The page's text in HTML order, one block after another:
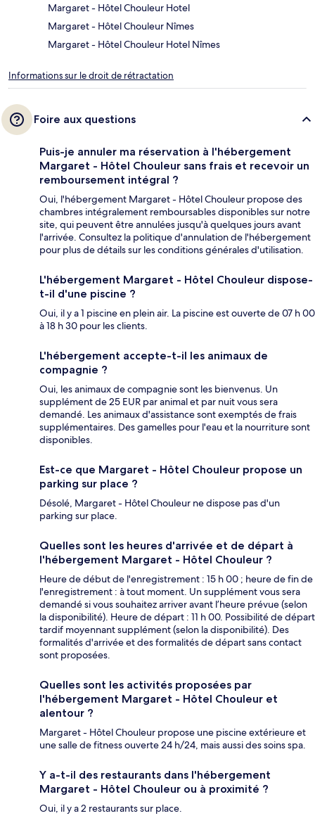
Margaret - Hôtel Chouleur Hotel
Margaret - Hôtel Chouleur Nîmes
Margaret - Hôtel Chouleur Hotel Nîmes
Informations sur le droit de rétractation
Foire aux questions
Puis-je annuler ma réservation à l'hébergement
Margaret - Hôtel Chouleur sans frais et recevoir un
remboursement intégral ?
Oui, l'hébergement Margaret - Hôtel Chouleur propose des
chambres intégralement remboursables disponibles sur notre
site, qui peuvent être annulées jusqu'à quelques jours avant
l'arrivée. Consultez la politique d'annulation de l'hébergement
pour plus de détails sur les conditions générales d'utilisation.
L'hébergement Margaret - Hôtel Chouleur dispose-
t-il d'une piscine ?
Oui, il y a 1 piscine en plein air. La piscine est ouverte de 07 h 00
à 18 h 30 pour les clients.
L'hébergement accepte-t-il les animaux de
compagnie ?
Oui, les animaux de compagnie sont les bienvenus. Un
supplément de 25 EUR par animal et par nuit vous sera
demandé. Les animaux d'assistance sont exemptés de frais
supplémentaires. Des gamelles pour l'eau et la nourriture sont
disponibles.
Est-ce que Margaret - Hôtel Chouleur propose un
parking sur place ?
Désolé, Margaret - Hôtel Chouleur ne dispose pas d'un
parking sur place.
Quelles sont les heures d'arrivée et de départ à
l'hébergement Margaret - Hôtel Chouleur ?
Heure de début de l'enregistrement : 15 h 00 ; heure de fin de
l'enregistrement : à tout moment. Un supplément vous sera
demandé si vous souhaitez arriver avant l’heure prévue (selon
la disponibilité). Heure de départ : 11 h 00. Possibilité de départ
tardif moyennant supplément (selon la disponibilité). Des
formalités d'arrivée et des formalités de départ sans contact
sont proposées.
Quelles sont les activités proposées par
l'hébergement Margaret - Hôtel Chouleur et
alentour ?
Margaret - Hôtel Chouleur propose une piscine extérieure et
une salle de fitness ouverte 24 h/24, mais aussi des soins spa.
Y a-t-il des restaurants dans l'hébergement
Margaret - Hôtel Chouleur ou à proximité ?
Oui, il y a 2 restaurants sur place.